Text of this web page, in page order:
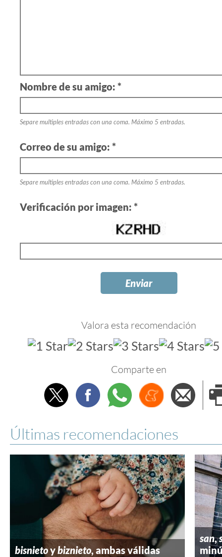
Nombre de su amigo: *
Separe multiples entradas con una coma. Máximo 5 entradas.
Correo de su amigo: *
Separe multiples entradas con una coma. Máximo 5 entradas.
Verificación por imagen: *
Valora esta recomendación
Comparte en
TwitterFacebookWhatsappMenéame
Últimas recomendaciones
bisnietoybiznieto, ambas válidas
san,